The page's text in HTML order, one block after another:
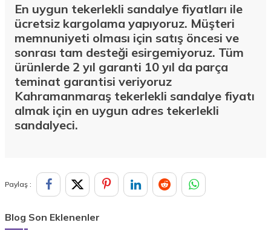
En uygun tekerlekli sandalye fiyatları ile
ücretsiz kargolama yapıyoruz. Müşteri
memnuniyeti olması için satış öncesi ve
sonrası tam desteği esirgemiyoruz. Tüm
ürünlerde 2 yıl garanti 10 yıl da parça
teminat garantisi veriyoruz
Kahramanmaraş tekerlekli sandalye fiyatı
almak için en uygun adres tekerlekli
sandalyeci.
Paylaş :
Blog Son Eklenenler